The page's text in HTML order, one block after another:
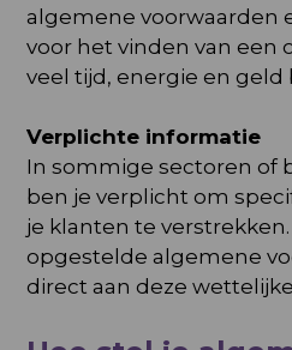
algemene voorwaarden
voor het vinden van een
veel tijd, energie en geld
Verplichte informatie
In sommige sectoren of
ben je verplicht om
je klanten te
opgestelde algemene
direct aan deze